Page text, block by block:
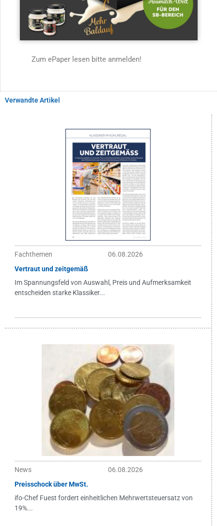
Zum ePaper lesen bitte anmelden!
Verwandte Artikel
Fachthemen
06.08.2026
Vertraut und zeitgemäß
Im Spannungsfeld von Auswahl, Preis und Aufmerksamkeit
entscheiden starke Klassiker...
News
06.08.2026
Preisschock über MwSt.
ifo-Chef Fuest fordert einheitlichen Mehrwertsteuersatz von
19%...